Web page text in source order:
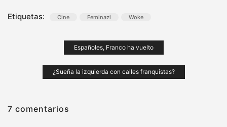
Etiquetas: Cine Feminazi Woke
NavegaciónEspañoles, Franco ha vuelto
¿Sueña la izquierda con calles franquistas?
7 comentarios